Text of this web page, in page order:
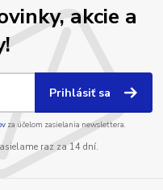
akcie a
Prihlásiť sa
za účelom zasielania newslettera.
raz za 14 dní.